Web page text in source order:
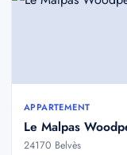
APPARTEMENT
Le Malpas
24170 Belvès